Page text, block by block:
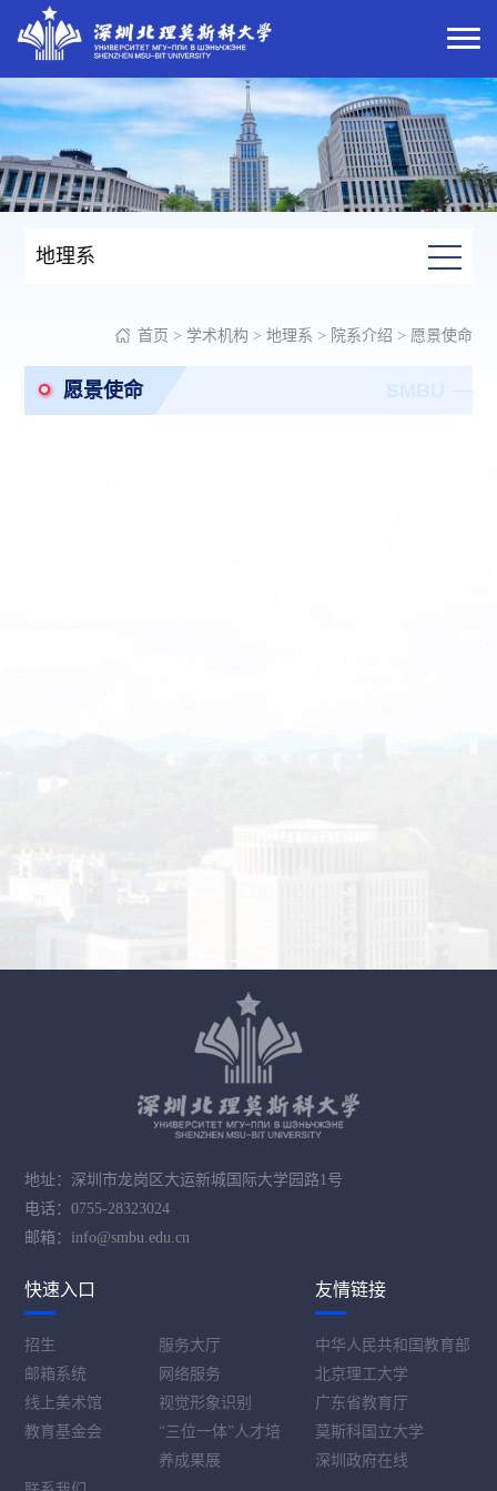
地理系
首页 > 学术机构 > 地理系 > 院系介绍 > 愿景使命
愿景使命
地址：深圳市龙岗区大运新城国际大学园路1号
电话：0755-28323024
邮箱：info@smbu.edu.cn
快速入口
招生
服务大厅
邮箱系统
网络服务
线上美术馆
视觉形象识别
教育基金会
“三位一体”人才培
养成果展
友情链接
中华人民共和国教育部
北京理工大学
广东省教育厅
莫斯科国立大学
深圳政府在线